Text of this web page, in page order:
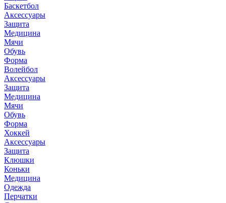
Баскетбол
Аксессуары
Защита
Медицина
Мячи
Обувь
Форма
Волейбол
Аксессуары
Защита
Медицина
Мячи
Обувь
Форма
Хоккей
Аксессуары
Защита
Клюшки
Коньки
Медицина
Одежда
Перчатки